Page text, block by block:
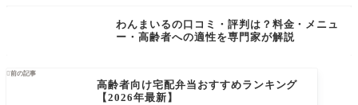
わんまいるの口コミ・評判は？料金・メニュ
ー・高齢者への適性を専門家が解説
 前の記事
高齢者向け宅配弁当おすすめランキング
【2026年最新】